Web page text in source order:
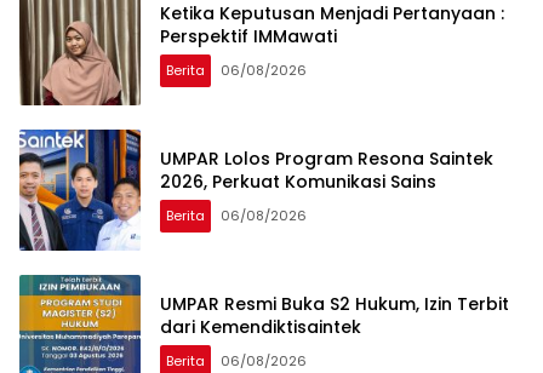
Ketika Keputusan Menjadi Pertanyaan :
Perspektif IMMawati
Berita 06/08/2026
UMPAR Lolos Program Resona Saintek
2026, Perkuat Komunikasi Sains
Berita 06/08/2026
UMPAR Resmi Buka S2 Hukum, Izin Terbit
dari Kemendiktisaintek
Berita 06/08/2026